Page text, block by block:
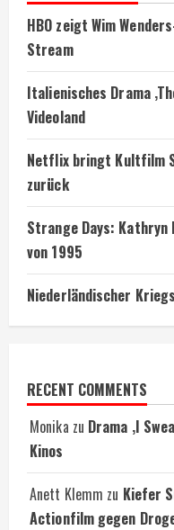
HBO zeigt Wim
Stream
Italienisches Drama
Videoland
Netflix bringt Kultfilm
zurück
Strange Days: Kathryn
von 1995
Niederländischer
RECENT COMMENTS
Monika zu Drama ‚I
Kinos
Anett Klemm zu Kiefer
Actionfilm gegen